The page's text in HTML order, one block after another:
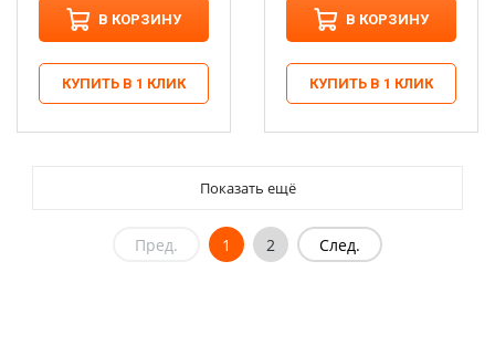
В КОРЗИНУ
КУПИТЬ В 1 КЛИК
В КОРЗИНУ
КУПИТЬ В 1 КЛИК
Показать ещё
Пред. 1 2 След.